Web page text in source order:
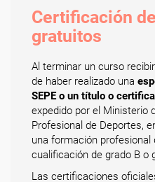
Certificación
gratuitos
Al terminar un curso
de haber realizado una
SEPE o un título o
expedido por el Ministerio
Profesional de Deportes,
una formación profesional
cualificación de grado B o
Las certificaciones